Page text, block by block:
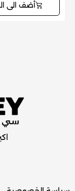
أضف الى